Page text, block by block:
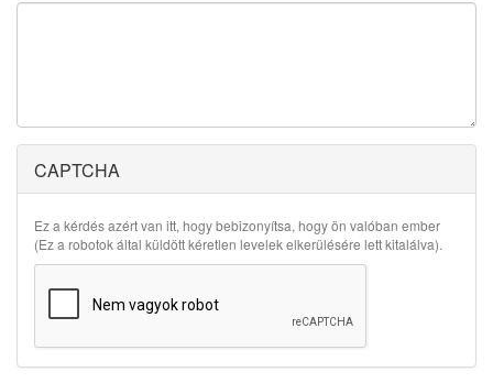
CAPTCHA
Ez a kérdés azért van itt, hogy bebizonyítsa, hogy ön valóban ember
(Ez a robotok által küldött kéretlen levelek elkerülésére lett kitalálva).